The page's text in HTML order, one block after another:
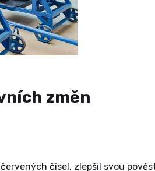
změn
čísel, zlepšil svou